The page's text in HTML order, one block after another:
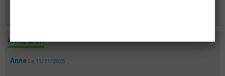
LIVRE D'OR
Anne Le 11/11/2025